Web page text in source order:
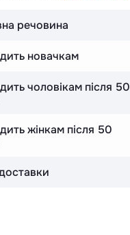
речовина
новачкам
чоловікам після 50
жінкам після 50